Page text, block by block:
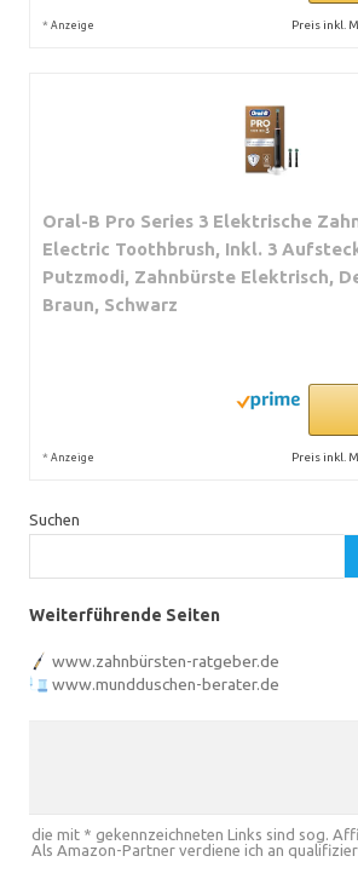
* Anzeige Preis inkl.
Oral-B Pro Series 3 Elektrische
Electric Toothbrush, Inkl. 3
Putzmodi, Zahnbürste Elektrisch,
Braun, Schwarz
* Anzeige Preis inkl.
Suchen
Weiterführende Seiten
www.zahnbürsten-ratgeber.de
www.mundduschen-berater.de
die mit * gekennzeichneten Links sind sog.
Als Amazon-Partner verdiene ich an